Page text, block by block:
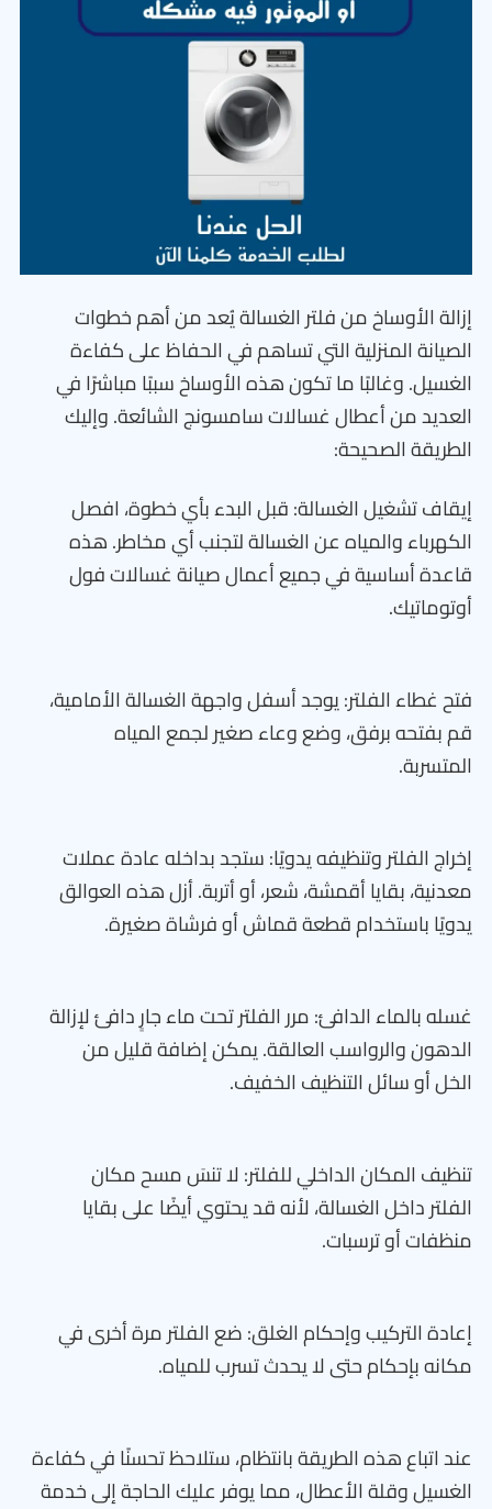
إزالة الأوساخ من فلتر الغسالة يُعد من أهم خطوات
الصيانة المنزلية التي تساهم في الحفاظ على كفاءة
الغسيل. وغالبًا ما تكون هذه الأوساخ سببًا مباشرًا في
العديد من أعطال غسالات سامسونج الشائعة. وإليك
الطريقة الصحيحة:
إيقاف تشغيل الغسالة: قبل البدء بأي خطوة، افصل
الكهرباء والمياه عن الغسالة لتجنب أي مخاطر. هذه
قاعدة أساسية في جميع أعمال صيانة غسالات فول
أوتوماتيك.
فتح غطاء الفلتر: يوجد أسفل واجهة الغسالة الأمامية،
قم بفتحه برفق، وضع وعاء صغير لجمع المياه
المتسربة.
إخراج الفلتر وتنظيفه يدويًا: ستجد بداخله عادة عملات
معدنية، بقايا أقمشة، شعر، أو أتربة. أزل هذه العوالق
يدويًا باستخدام قطعة قماش أو فرشاة صغيرة.
غسله بالماء الدافئ: مرر الفلتر تحت ماء جارٍ دافئ لإزالة
الدهون والرواسب العالقة. يمكن إضافة قليل من
الخل أو سائل التنظيف الخفيف.
تنظيف المكان الداخلي للفلتر: لا تنسَ مسح مكان
الفلتر داخل الغسالة، لأنه قد يحتوي أيضًا على بقايا
منظفات أو ترسبات.
إعادة التركيب وإحكام الغلق: ضع الفلتر مرة أخرى في
مكانه بإحكام حتى لا يحدث تسرب للمياه.
عند اتباع هذه الطريقة بانتظام، ستلاحظ تحسنًا في كفاءة
الغسيل وقلة الأعطال، مما يوفر عليك الحاجة إلى خدمة